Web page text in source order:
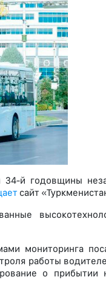
й годовщины
сайт
мониторинга
работы
о прибытии